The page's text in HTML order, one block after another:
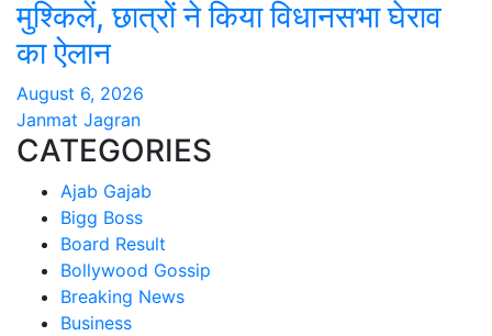
मुश्किलें, छात्रों ने किया विधानसभा घेराव
का ऐलान
August 6, 2026
Janmat Jagran
CATEGORIES
Ajab Gajab
Bigg Boss
Board Result
Bollywood Gossip
Breaking News
Business